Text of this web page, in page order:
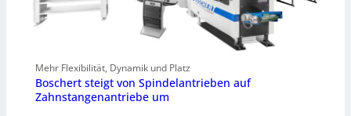
Mehr Flexibilität, Dynamik und Platz
Boschert steigt von Spindelantrieben auf
Zahnstangenantriebe um